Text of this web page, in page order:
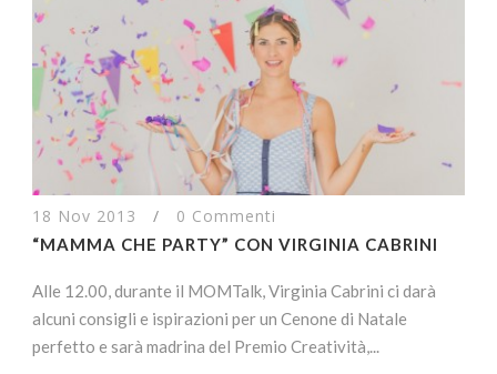
18 Nov 2013 / 0 Commenti
“MAMMA CHE PARTY” CON VIRGINIA CABRINI
Alle 12.00, durante il MOMTalk, Virginia Cabrini ci darà
alcuni consigli e ispirazioni per un Cenone di Natale
perfetto e sarà madrina del Premio Creatività,...